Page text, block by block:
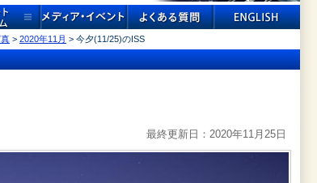
> 2020年11月 > 今夕(11/25)のISS
最終更新日：2020年11月25日